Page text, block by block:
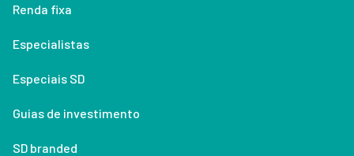
Renda fixa
Especialistas
Especiais SD
Guias de investimento
SD branded